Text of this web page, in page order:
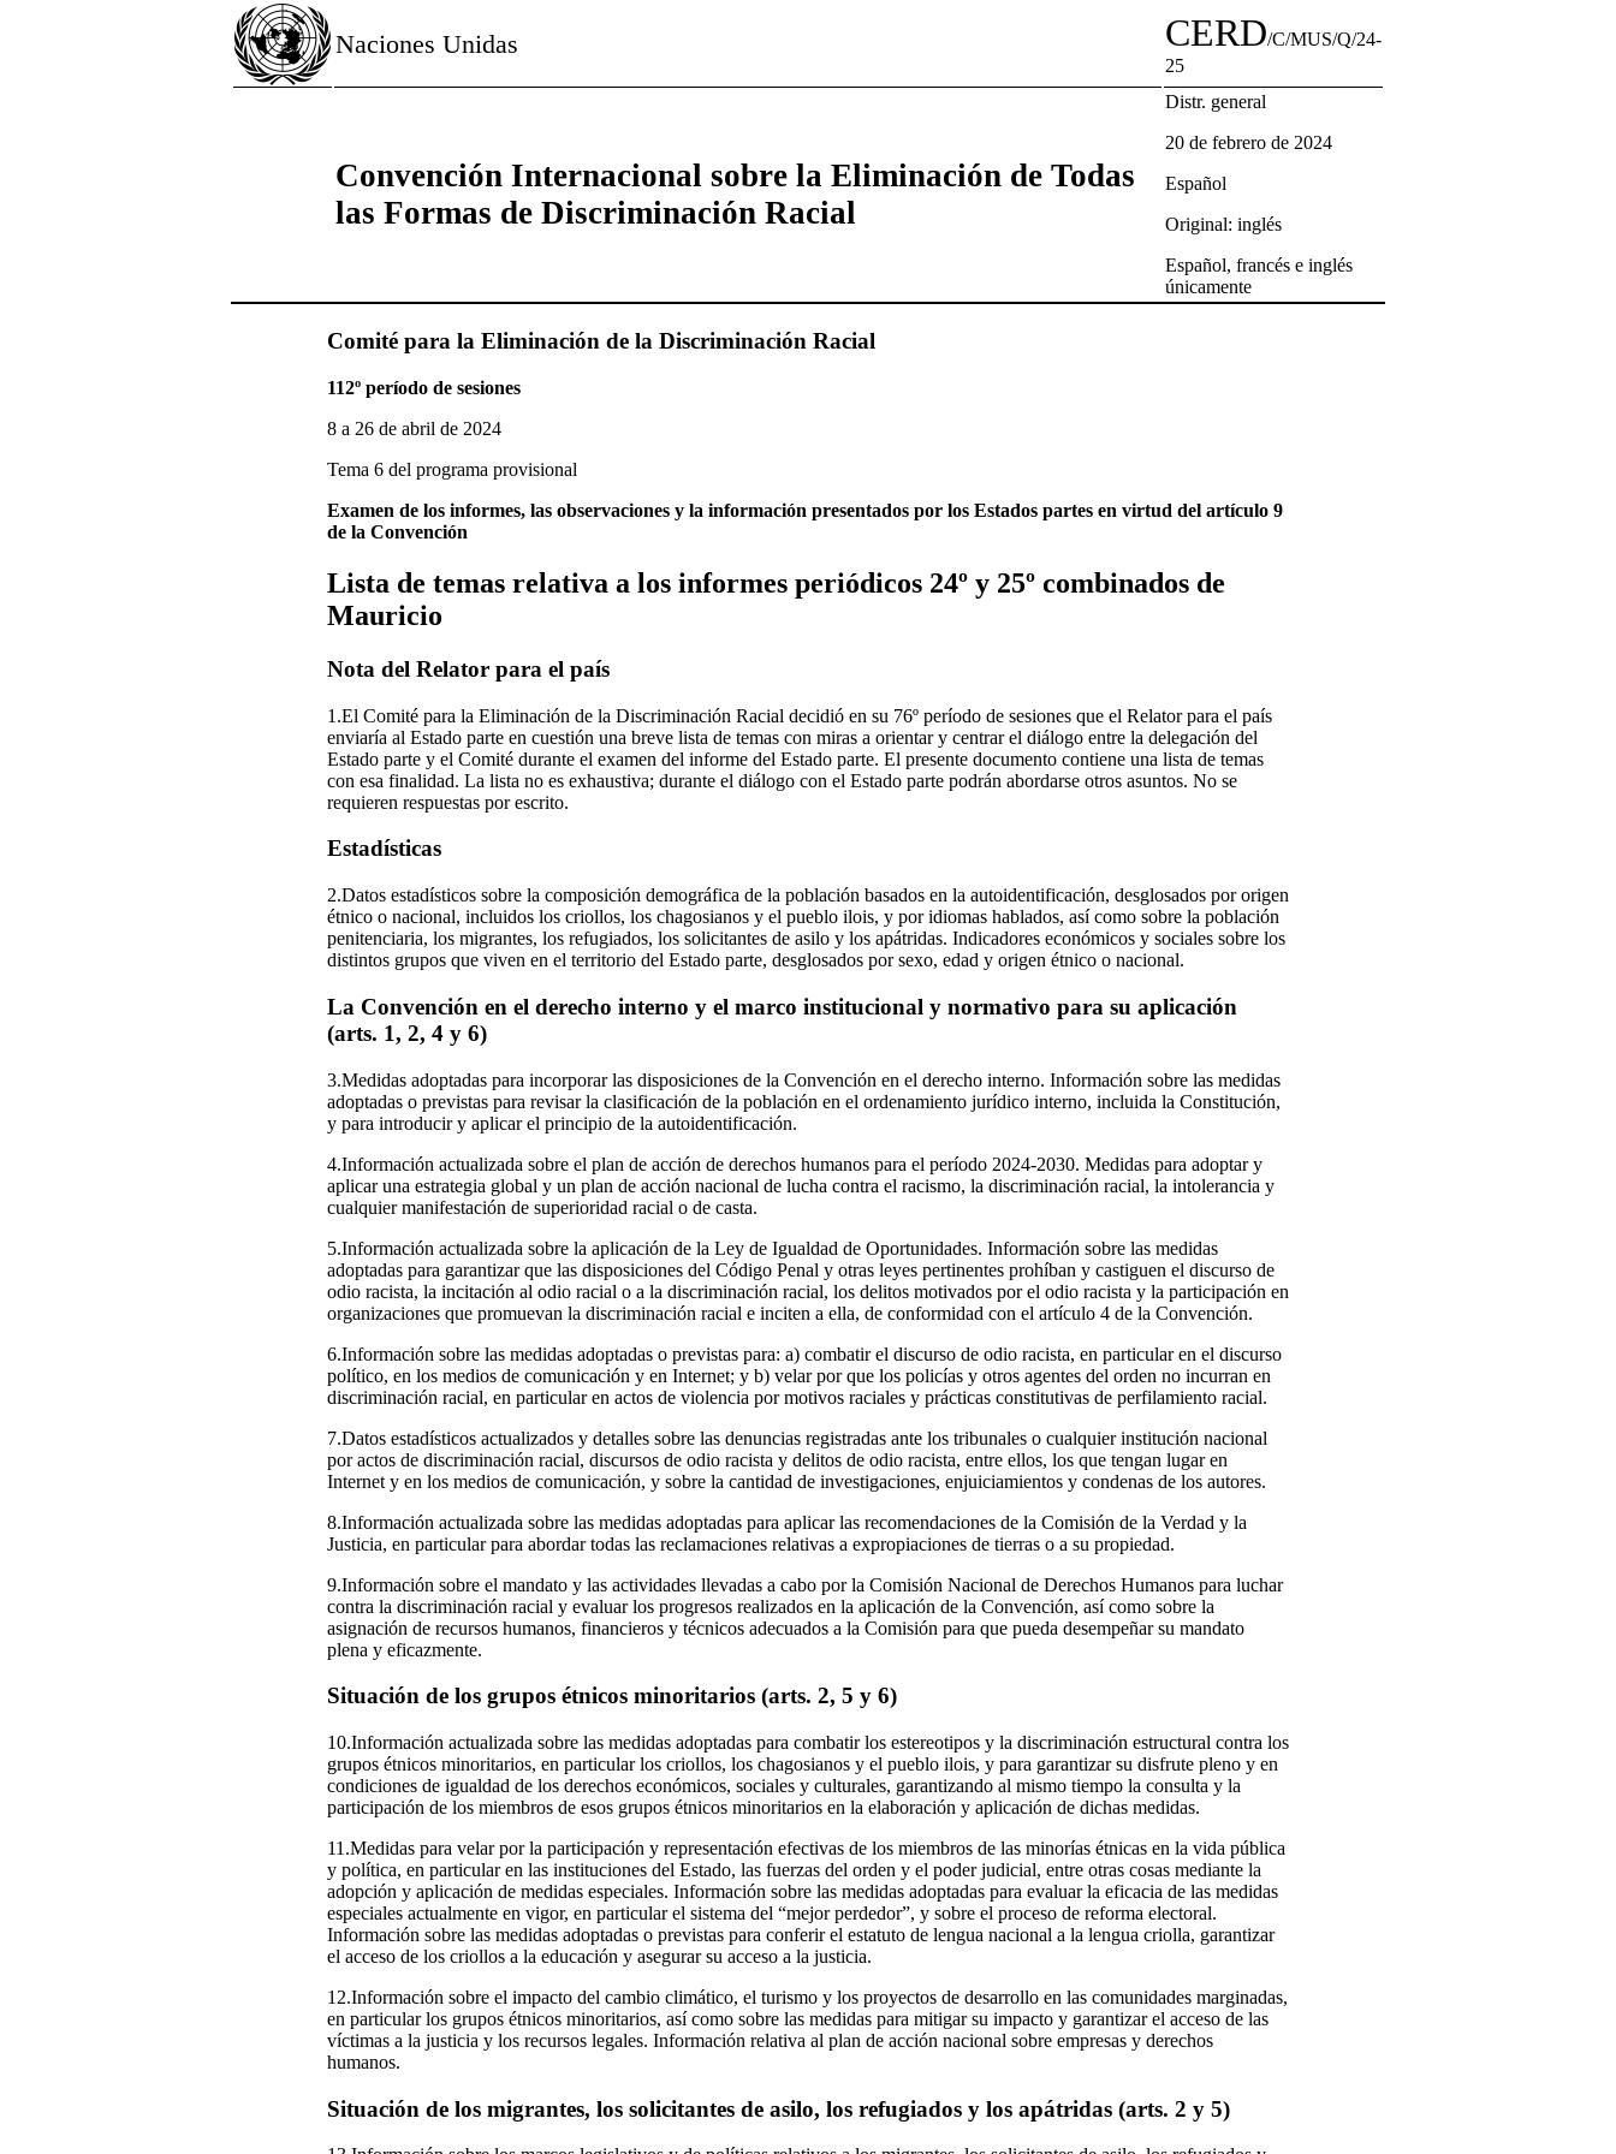
Naciones Unidas CERD/C/MUS/Q/24-
25
Convención Internacional sobre la Eliminación de Todas
las Formas de Discriminación Racial
Distr. general
20 de febrero de 2024
Español
Original: inglés
Español, francés e inglés
únicamente
Comité para la Eliminación de la Discriminación Racial
112º período de sesiones
8 a 26 de abril de 2024
Tema 6 del programa provisional
Examen de los informes, las observaciones y la información presentados por los Estados partes en virtud del artículo 9
de la Convención
Lista de temas relativa a los informes periódicos 24º y 25º combinados de
Mauricio
Nota del Relator para el país
1.El Comité para la Eliminación de la Discriminación Racial decidió en su 76º período de sesiones que el Relator para el país
enviaría al Estado parte en cuestión una breve lista de temas con miras a orientar y centrar el diálogo entre la delegación del
Estado parte y el Comité durante el examen del informe del Estado parte. El presente documento contiene una lista de temas
con esa finalidad. La lista no es exhaustiva; durante el diálogo con el Estado parte podrán abordarse otros asuntos. No se
requieren respuestas por escrito.
Estadísticas
2.Datos estadísticos sobre la composición demográfica de la población basados en la autoidentificación, desglosados por origen
étnico o nacional, incluidos los criollos, los chagosianos y el pueblo ilois, y por idiomas hablados, así como sobre la población
penitenciaria, los migrantes, los refugiados, los solicitantes de asilo y los apátridas. Indicadores económicos y sociales sobre los
distintos grupos que viven en el territorio del Estado parte, desglosados por sexo, edad y origen étnico o nacional.
La Convención en el derecho interno y el marco institucional y normativo para su aplicación
(arts. 1, 2, 4 y 6)
3.Medidas adoptadas para incorporar las disposiciones de la Convención en el derecho interno. Información sobre las medidas
adoptadas o previstas para revisar la clasificación de la población en el ordenamiento jurídico interno, incluida la Constitución,
y para introducir y aplicar el principio de la autoidentificación.
4.Información actualizada sobre el plan de acción de derechos humanos para el período 2024-2030. Medidas para adoptar y
aplicar una estrategia global y un plan de acción nacional de lucha contra el racismo, la discriminación racial, la intolerancia y
cualquier manifestación de superioridad racial o de casta.
5.Información actualizada sobre la aplicación de la Ley de Igualdad de Oportunidades. Información sobre las medidas
adoptadas para garantizar que las disposiciones del Código Penal y otras leyes pertinentes prohíban y castiguen el discurso de
odio racista, la incitación al odio racial o a la discriminación racial, los delitos motivados por el odio racista y la participación en
organizaciones que promuevan la discriminación racial e inciten a ella, de conformidad con el artículo 4 de la Convención.
6.Información sobre las medidas adoptadas o previstas para: a) combatir el discurso de odio racista, en particular en el discurso
político, en los medios de comunicación y en Internet; y b) velar por que los policías y otros agentes del orden no incurran en
discriminación racial, en particular en actos de violencia por motivos raciales y prácticas constitutivas de perfilamiento racial.
7.Datos estadísticos actualizados y detalles sobre las denuncias registradas ante los tribunales o cualquier institución nacional
por actos de discriminación racial, discursos de odio racista y delitos de odio racista, entre ellos, los que tengan lugar en
Internet y en los medios de comunicación, y sobre la cantidad de investigaciones, enjuiciamientos y condenas de los autores.
8.Información actualizada sobre las medidas adoptadas para aplicar las recomendaciones de la Comisión de la Verdad y la
Justicia, en particular para abordar todas las reclamaciones relativas a expropiaciones de tierras o a su propiedad.
9.Información sobre el mandato y las actividades llevadas a cabo por la Comisión Nacional de Derechos Humanos para luchar
contra la discriminación racial y evaluar los progresos realizados en la aplicación de la Convención, así como sobre la
asignación de recursos humanos, financieros y técnicos adecuados a la Comisión para que pueda desempeñar su mandato
plena y eficazmente.
Situación de los grupos étnicos minoritarios (arts. 2, 5 y 6)
10.Información actualizada sobre las medidas adoptadas para combatir los estereotipos y la discriminación estructural contra los
grupos étnicos minoritarios, en particular los criollos, los chagosianos y el pueblo ilois, y para garantizar su disfrute pleno y en
condiciones de igualdad de los derechos económicos, sociales y culturales, garantizando al mismo tiempo la consulta y la
participación de los miembros de esos grupos étnicos minoritarios en la elaboración y aplicación de dichas medidas.
11.Medidas para velar por la participación y representación efectivas de los miembros de las minorías étnicas en la vida pública
y política, en particular en las instituciones del Estado, las fuerzas del orden y el poder judicial, entre otras cosas mediante la
adopción y aplicación de medidas especiales. Información sobre las medidas adoptadas para evaluar la eficacia de las medidas
especiales actualmente en vigor, en particular el sistema del “mejor perdedor”, y sobre el proceso de reforma electoral.
Información sobre las medidas adoptadas o previstas para conferir el estatuto de lengua nacional a la lengua criolla, garantizar
el acceso de los criollos a la educación y asegurar su acceso a la justicia.
12.Información sobre el impacto del cambio climático, el turismo y los proyectos de desarrollo en las comunidades marginadas,
en particular los grupos étnicos minoritarios, así como sobre las medidas para mitigar su impacto y garantizar el acceso de las
víctimas a la justicia y los recursos legales. Información relativa al plan de acción nacional sobre empresas y derechos
humanos.
Situación de los migrantes, los solicitantes de asilo, los refugiados y los apátridas (arts. 2 y 5)